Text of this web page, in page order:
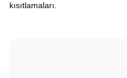
kısıtlamaları.